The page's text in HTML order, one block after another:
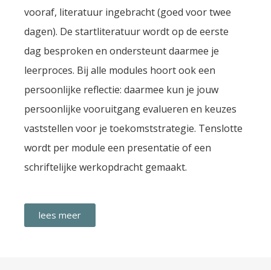
vooraf, literatuur ingebracht (goed voor twee
dagen). De startliteratuur wordt op de eerste
dag besproken en ondersteunt daarmee je
leerproces. Bij alle modules hoort ook een
persoonlijke reflectie: daarmee kun je jouw
persoonlijke vooruitgang evalueren en keuzes
vaststellen voor je toekomststrategie. Tenslotte
wordt per module een presentatie of een
schriftelijke werkopdracht gemaakt.
lees meer